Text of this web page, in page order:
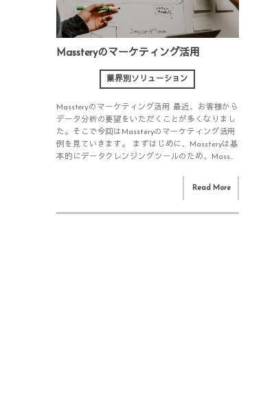
Massteryのマーケティング活用
業界別ソリューション
Massteryのマーケティング活用 最近、お客様から
データ分析の要望をいただくことが多くなりまし
た。そこで今回はMassteryのマーケティング活用
例を見ていきます。 まずはじめに、Massteryは基
本的にデータクレンジングツールのため、Mass...
Read More